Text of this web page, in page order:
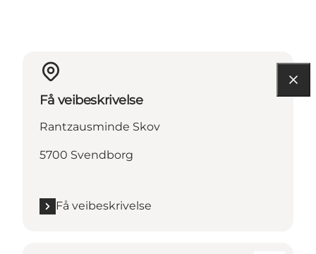
Få veibeskrivelse
Rantzausminde Skov
5700 Svendborg
Få veibeskrivelse